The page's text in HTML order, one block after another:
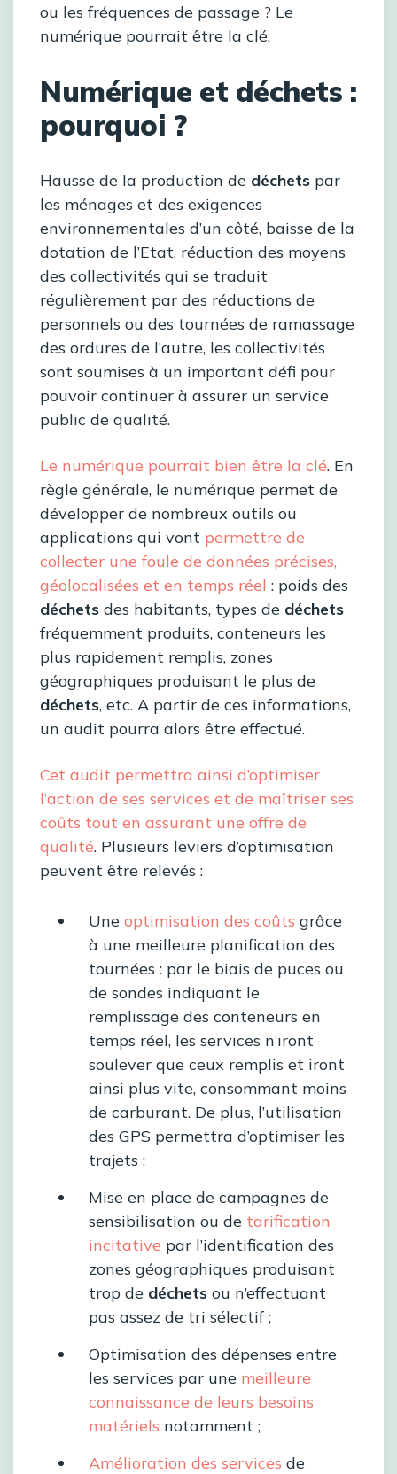
ou les fréquences de passage ? Le
numérique pourrait être la clé.
Numérique et déchets :
pourquoi ?
Hausse de la production de déchets par
les ménages et des exigences
environnementales d’un côté, baisse de la
dotation de l’Etat, réduction des moyens
des collectivités qui se traduit
régulièrement par des réductions de
personnels ou des tournées de ramassage
des ordures de l’autre, les collectivités
sont soumises à un important défi pour
pouvoir continuer à assurer un service
public de qualité.
Le numérique pourrait bien être la clé. En
règle générale, le numérique permet de
développer de nombreux outils ou
applications qui vont permettre de
collecter une foule de données précises,
géolocalisées et en temps réel : poids des
déchets des habitants, types de déchets
fréquemment produits, conteneurs les
plus rapidement remplis, zones
géographiques produisant le plus de
déchets, etc. A partir de ces informations,
un audit pourra alors être effectué.
Cet audit permettra ainsi d’optimiser
l’action de ses services et de maîtriser ses
coûts tout en assurant une offre de
qualité. Plusieurs leviers d’optimisation
peuvent être relevés :
Une optimisation des coûts grâce
à une meilleure planification des
tournées : par le biais de puces ou
de sondes indiquant le
remplissage des conteneurs en
temps réel, les services n’iront
soulever que ceux remplis et iront
ainsi plus vite, consommant moins
de carburant. De plus, l’utilisation
des GPS permettra d’optimiser les
trajets ;
Mise en place de campagnes de
sensibilisation ou de tarification
incitative par l’identification des
zones géographiques produisant
trop de déchets ou n’effectuant
pas assez de tri sélectif ;
Optimisation des dépenses entre
les services par une meilleure
connaissance de leurs besoins
matériels notamment ;
Amélioration des services de